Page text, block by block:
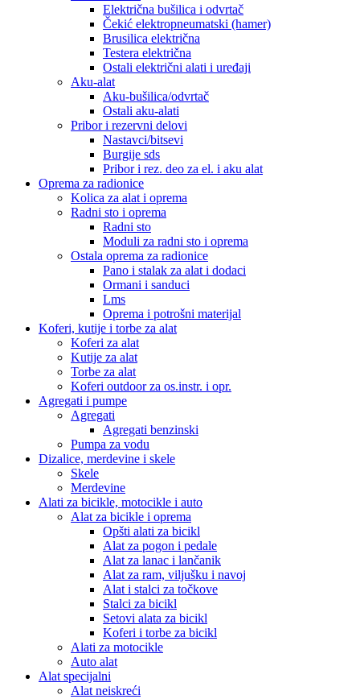
Električna bušilica i odvrtač
Čekić elektropneumatski (hamer)
Brusilica električna
Testera električna
Ostali električni alati i uređaji
Aku-alat
Aku-bušilica/odvrtač
Ostali aku-alati
Pribor i rezervni delovi
Nastavci/bitsevi
Burgije sds
Pribor i rez. deo za el. i aku alat
Oprema za radionice
Kolica za alat i oprema
Radni sto i oprema
Radni sto
Moduli za radni sto i oprema
Ostala oprema za radionice
Pano i stalak za alat i dodaci
Ormani i sanduci
Lms
Oprema i potrošni materijal
Koferi, kutije i torbe za alat
Koferi za alat
Kutije za alat
Torbe za alat
Koferi outdoor za os.instr. i opr.
Agregati i pumpe
Agregati
Agregati benzinski
Pumpa za vodu
Dizalice, merdevine i skele
Skele
Merdevine
Alati za bicikle, motocikle i auto
Alat za bicikle i oprema
Opšti alati za bicikl
Alat za pogon i pedale
Alat za lanac i lančanik
Alat za ram, viljušku i navoj
Alat i stalci za točkove
Stalci za bicikl
Setovi alata za bicikl
Koferi i torbe za bicikl
Alati za motocikle
Auto alat
Alat specijalni
Alat neiskreći